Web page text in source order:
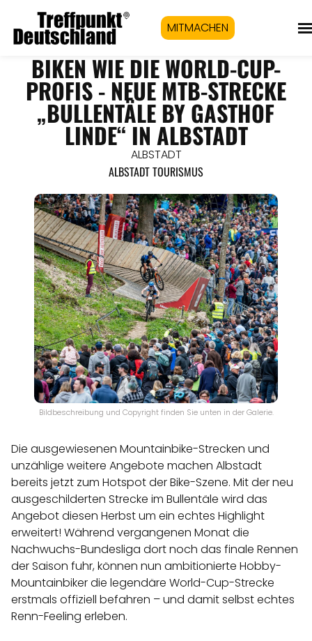
MITMACHEN
BIKEN WIE DIE WORLD-CUP-
PROFIS - NEUE MTB-STRECKE
„BULLENTÄLE BY GASTHOF
LINDE“ IN ALBSTADT
ALBSTADT
ALBSTADT TOURISMUS
Bildbeschreibung und Copyright finden Sie unten in der Galerie.
Die ausgewiesenen Mountainbike-Strecken und
unzählige weitere Angebote machen Albstadt
bereits jetzt zum Hotspot der Bike-Szene. Mit der neu
ausgeschilderten Strecke im Bullentäle wird das
Angebot diesen Herbst um ein echtes Highlight
erweitert! Während vergangenen Monat die
Nachwuchs-Bundesliga dort noch das finale Rennen
der Saison fuhr, können nun ambitionierte Hobby-
Mountainbiker die legendäre World-Cup-Strecke
erstmals offiziell befahren – und damit selbst echtes
Renn-Feeling erleben.